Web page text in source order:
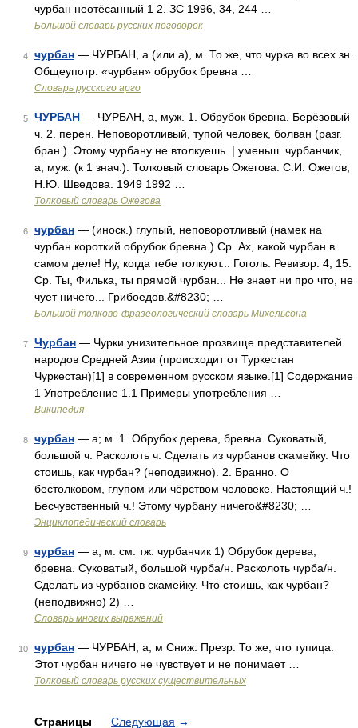
чурбан неотёсанный 1 2. ЗС 1996, 34, 244 …
Большой словарь русских поговорок
4 чурбан — ЧУРБАН, а (или а), м. То же, что чурка во всех зн.
Общеупотр. «чурбан» обрубок бревна …
Словарь русского арго
5 ЧУРБАН — ЧУРБАН, а, муж. 1. Обрубок бревна. Берёзовый
ч. 2. перен. Неповоротливый, тупой человек, болван (разг.
бран.). Этому чурбану не втолкуешь. | уменьш. чурбанчик,
а, муж. (к 1 знач.). Толковый словарь Ожегова. С.И. Ожегов,
Н.Ю. Шведова. 1949 1992 …
Толковый словарь Ожегова
6 чурбан — (иноск.) глупый, неповоротливый (намек на
чурбан короткий обрубок бревна ) Ср. Ах, какой чурбан в
самом деле! Ну, когда тебе толкуют... Гоголь. Ревизор. 4, 15.
Ср. Ты, Филька, ты прямой чурбан... Не знает ни про что, не
чует ничего... Грибоедов.&#8230; …
Большой толково-фразеологический словарь Михельсона
7 Чурбан — Чурки унизительное прозвище представителей
народов Средней Азии (происходит от Туркестан
Чуркестан)[1] в современном русском языке.[1] Содержание
1 Употребление 1.1 Примеры употребления …
Википедия
8 чурбан — а; м. 1. Обрубок дерева, бревна. Суковатый,
большой ч. Расколоть ч. Сделать из чурбанов скамейку. Что
стоишь, как чурбан? (неподвижно). 2. Бранно. О
бестолковом, глупом или чёрством человеке. Настоящий ч.!
Бесчувственный ч.! Этому чурбану ничего&#8230; …
Энциклопедический словарь
9 чурбан — а; м. см. тж. чурбанчик 1) Обрубок дерева,
бревна. Суковатый, большой чурба/н. Расколоть чурба/н.
Сделать из чурбанов скамейку. Что стоишь, как чурбан?
(неподвижно) 2) …
Словарь многих выражений
10 чурбан — ЧУРБАН, а, м Сниж. Презр. То же, что тупица.
Этот чурбан ничего не чувствует и не понимает …
Толковый словарь русских существительных
Страницы Следующая →